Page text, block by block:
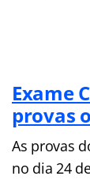
Exame
provas
As provas
no dia 24